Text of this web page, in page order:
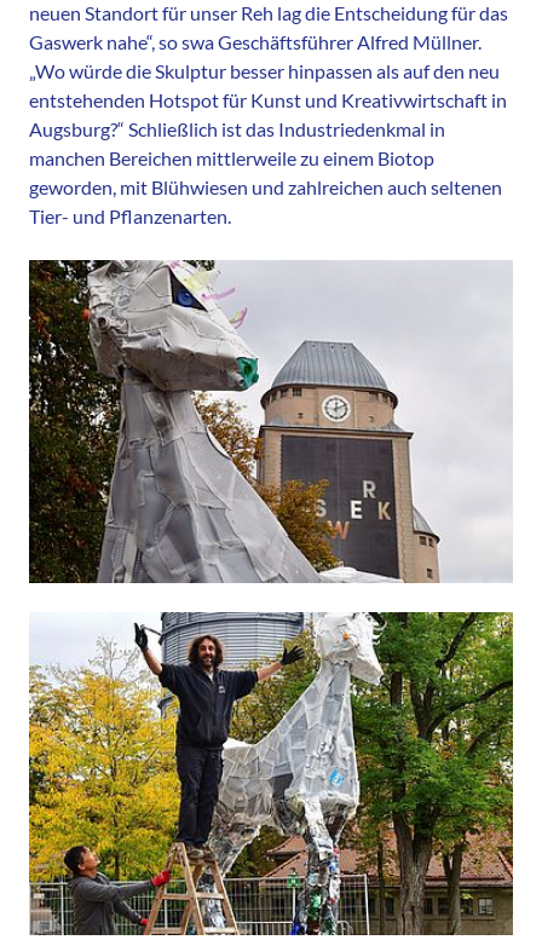
neuen Standort für unser Reh lag die Entscheidung für das
Gaswerk nahe“, so swa Geschäftsführer Alfred Müllner.
„Wo würde die Skulptur besser hinpassen als auf den neu
entstehenden Hotspot für Kunst und Kreativwirtschaft in
Augsburg?“ Schließlich ist das Industriedenkmal in
manchen Bereichen mittlerweile zu einem Biotop
geworden, mit Blühwiesen und zahlreichen auch seltenen
Tier- und Pflanzenarten.